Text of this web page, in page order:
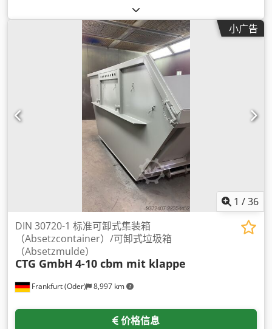
小广告
1 /36
Frankfurt (Oder) 8,997 km
DIN 30720-1 标准可卸式集装箱
（Absetzcontainer）/可卸式垃圾箱
（Absetzmulde）
CTG GmbH 4-10 cbm mit klappe
价格信息